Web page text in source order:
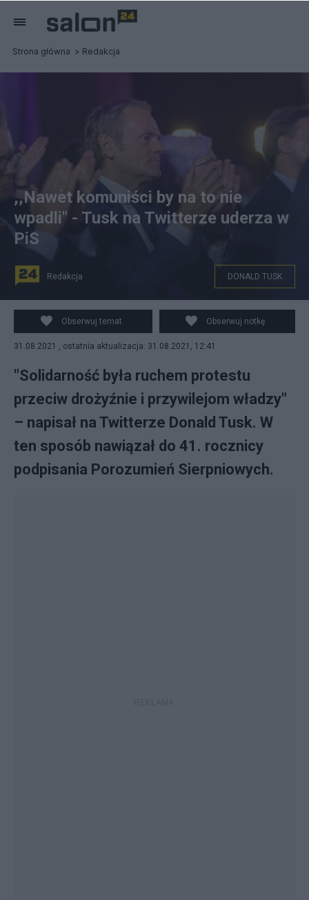
Strona główna Redakcja
Donald Tusk. Fot. PAP/Piotr Wittman
,,Nawet komuniści by na to nie
wpadli" - Tusk na Twitterze uderza w
PiS
Redakcja DONALD TUSK
Obserwuj temat Obserwuj notkę
31.08.2021 , ostatnia aktualizacja: 31.08.2021, 12:41
"Solidarność była ruchem protestu
przeciw drożyźnie i przywilejom władzy"
– napisał na Twitterze Donald Tusk. W
ten sposób nawiązał do 41. rocznicy
podpisania Porozumień Sierpniowych.